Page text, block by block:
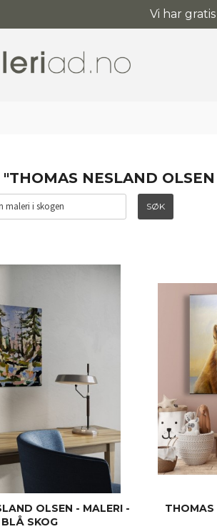
Vi har
NESLAND
OLSEN - MALERI -
BLÅ SKOG
THOMAS